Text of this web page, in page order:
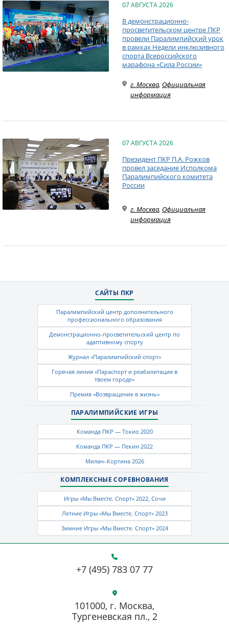
07 АВГУСТА 2026
В демонстрационно-
просветительском центре ПКР
провели Паралимпийский урок
в рамках Недели инклюзивного
спорта Всероссийского
марафона «Сила России»
г. Москва, Официальная
информация
07 АВГУСТА 2026
Президент ПКР П.А. Рожков
провел заседание Исполкома
Паралимпийского комитета
России
г. Москва, Официальная
информация
САЙТЫ ПКР
Паралимпийский центр дополнительного
профессионального образования
Демонстрационно-просветительский центр по
адаптивному спорту
Журнал «Паралимпийский спорт»
Горячая линия «Параспорт и реабилитация в
твоем городе»
Премия «Возвращение в жизнь»
ПАРАЛИМПИЙСКИЕ ИГРЫ
Команда ПКР — Токио 2020
Команда ПКР — Пекин 2022
Милан–Кортина 2026
КОМПЛЕКСНЫЕ СОРЕВНОВАНИЯ
Игры «Мы Вместе. Спорт» 2022, Сочи
Летние Игры «Мы Вместе. Спорт» 2023
Зимние Игры «Мы Вместе. Спорт» 2024
+7 (495) 783 07 77
101000, г. Москва,
Тургеневская пл., 2